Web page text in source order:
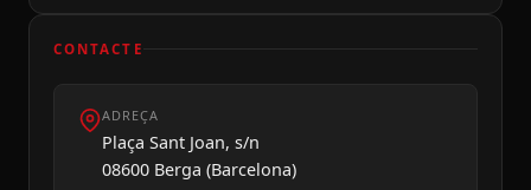
CONTACTE
ADREÇA
Plaça Sant Joan, s/n
08600 Berga (Barcelona)